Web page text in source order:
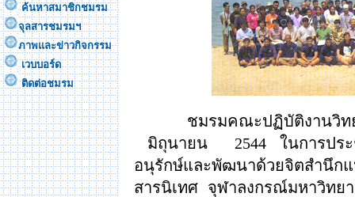
ค้นหาสมาชิกชมรม
จุลสารชมรมฯ
ภาพและข่าวกิจกรรม
เวบบอร์ด
ติดต่อชมรม
ชมรมคณะปฏิบัติงานวิท
มิถุนายน 2544 ในการปร
อนุรักษ์และพัฒนาด้วยจิตสำ
สารนิเทศ จุฬาลงกรณ์มหาวิท